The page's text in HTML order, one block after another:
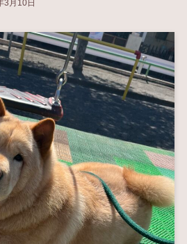
3月10日